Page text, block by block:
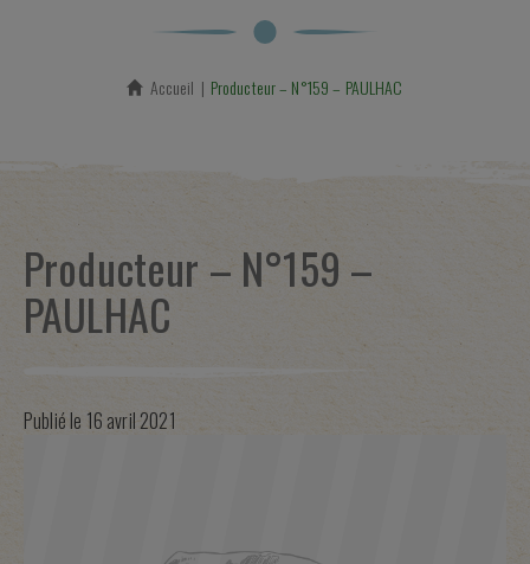
Accueil En cours :
Producteur – N°159 – PAULHAC
Producteur – N°159 –
PAULHAC
Publié le 16 avril 2021